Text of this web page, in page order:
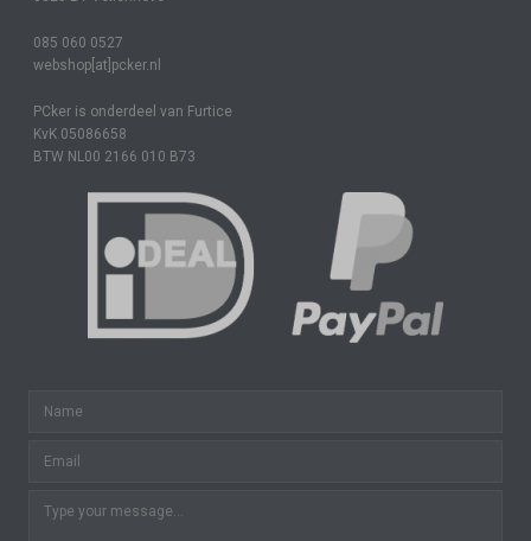
085 060 0527
webshop[at]pcker.nl
PCker is onderdeel van Furtice
KvK 05086658
BTW NL00 2166 010 B73